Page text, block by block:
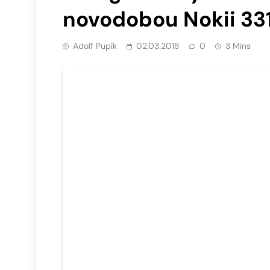
novodobou Nokii
Adolf Pupík 02.03.2018 0 3 Mins